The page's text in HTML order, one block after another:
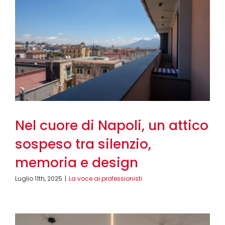
Nel cuore di Napoli, un attico
sospeso tra silenzio,
memoria e design
Luglio 11th, 2025 | La voce ai professionisti